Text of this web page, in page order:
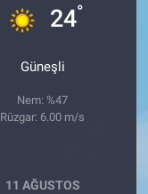
24°
Güneşli
Nem: %47
Rüzgar: 6.00 m/s
11 AĞUSTOS